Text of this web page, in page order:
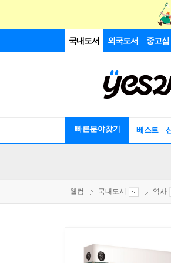
국내도서 외국도서 중고샵
빠른분야찾기 베스트
웰컴 국내도서 역사